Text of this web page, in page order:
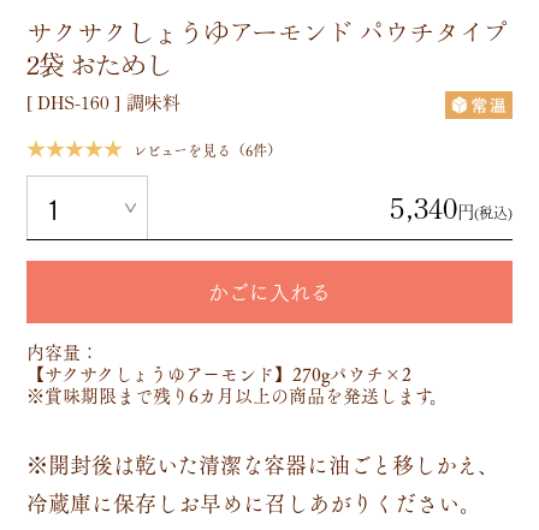
サクサクしょうゆアーモンド パウチタイプ
2袋 おためし
[ DHS-160] 調味料
★★★★★ レビューを見る（6件）
5,340円(税込)
かごに入れる
内容量：
【サクサクしょうゆアーモンド】270gパウチ×2
※賞味期限まで残り6カ月以上の商品を発送します。
※開封後は乾いた清潔な容器に油ごと移しかえ、
冷蔵庫に保存しお早めに召しあがりください。